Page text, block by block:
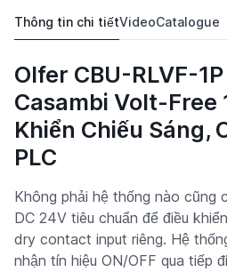
Thông tin chi tiếtVideoCatalogue
Olfer CBU-RLVF-
Casambi Volt-Free
Khiển Chiếu Sáng,
PLC
Không phải hệ thống nào cũng
DC 24V tiêu chuẩn để điều
dry contact input riêng. Hệ
nhận tín hiệu ON/OFF qua tiếp